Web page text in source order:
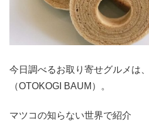
今日調べるお取り寄せグルメは
（OTOKOGI BAUM）。
マツコの知らない世界で紹介